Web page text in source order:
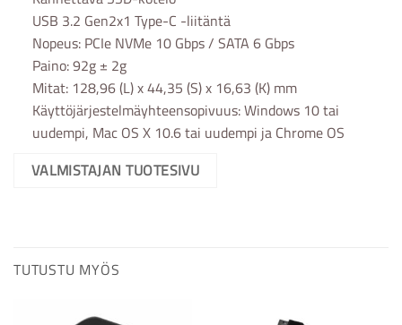
USB 3.2 Gen2x1 Type-C -liitäntä
Nopeus: PCIe NVMe 10 Gbps / SATA 6 Gbps
Paino: 92g ± 2g
Mitat: 128,96 (L) x 44,35 (S) x 16,63 (K) mm
Käyttöjärjestelmäyhteensopivuus: Windows 10 tai
uudempi, Mac OS X 10.6 tai uudempi ja Chrome OS
VALMISTAJAN TUOTESIVU
TUTUSTU MYÖS